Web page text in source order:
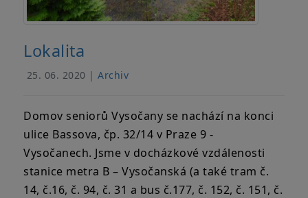
Lokalita
25. 06. 2020 |Archiv
Domov seniorů Vysočany se nachází na konci
ulice Bassova, čp. 32/14 v Praze 9 -
Vysočanech. Jsme v docházkové vzdálenosti
stanice metra B – Vysočanská (a také tram č.
14, č.16, č. 94, č. 31 a bus č.177, č. 152, č. 151, č.